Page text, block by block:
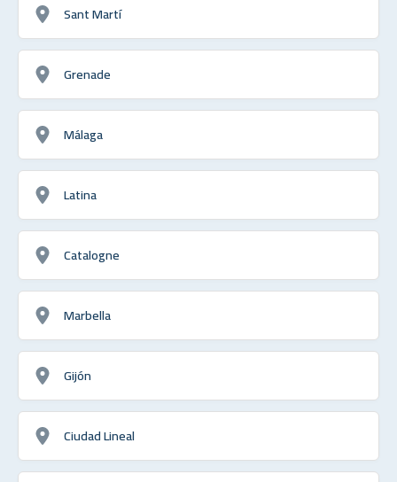
Sant Martí
Grenade
Málaga
Latina
Catalogne
Marbella
Gijón
Ciudad Lineal